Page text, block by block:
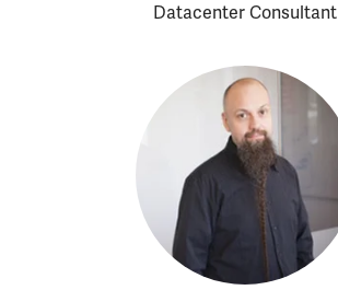
Datacenter Consultant